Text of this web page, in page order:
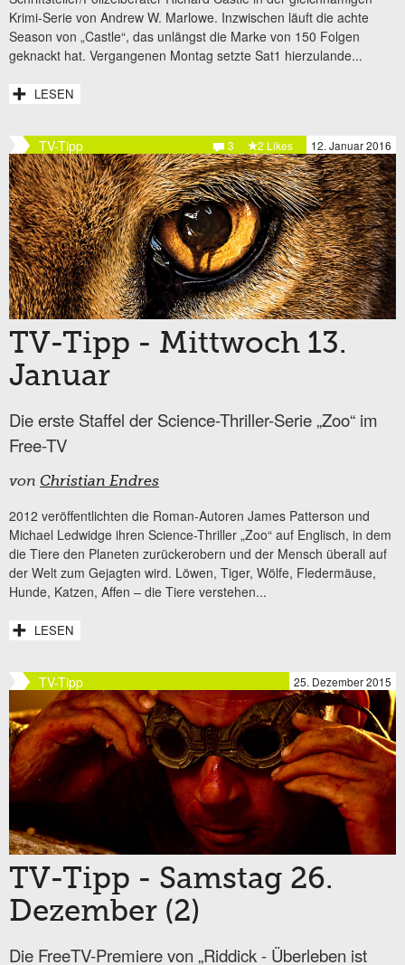
Krimi-Serie von Andrew W. Marlowe. Inzwischen läuft die achte
Season von „Castle“, das unlängst die Marke von 150 Folgen
geknackt hat. Vergangenen Montag setzte Sat1 hierzulande...
LESEN
TV-Tipp 12. Januar 2016
2 Likes
3
TV-Tipp - Mittwoch 13.
Januar
Die erste Staffel der Science-Thriller-Serie „Zoo“ im
Free-TV
von Christian Endres
2012 veröffentlichten die Roman-Autoren James Patterson und
Michael Ledwidge ihren Science-Thriller „Zoo“ auf Englisch, in dem
die Tiere den Planeten zurückerobern und der Mensch überall auf
der Welt zum Gejagten wird. Löwen, Tiger, Wölfe, Fledermäuse,
Hunde, Katzen, Affen – die Tiere verstehen...
LESEN
TV-Tipp 25. Dezember 2015
TV-Tipp - Samstag 26.
Dezember (2)
Die FreeTV-Premiere von „Riddick - Überleben ist